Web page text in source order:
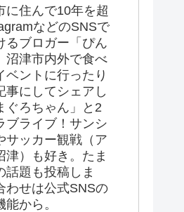
に住んで10年を超
などのSNSで
るブロガー「ぴん
沼津市内外で食べ
ベントに行ったり
事にしてシェアし
ぐろちゃん」と2
ブライブ！サンシ
サッカー観戦（ア
津）も好き。たま
話題も投稿しま
わせは公式SNSの
から。